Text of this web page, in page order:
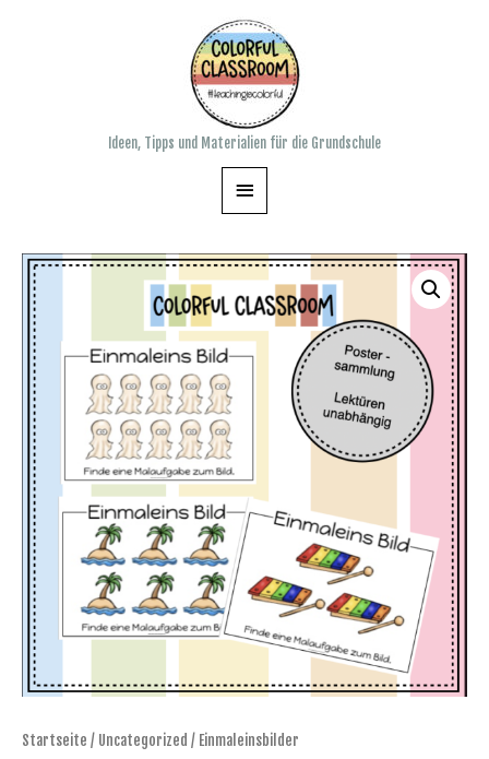
Ideen, Tipps und Materialien für die Grundschule
Hauptmenü
Startseite / Uncategorized / Einmaleinsbilder